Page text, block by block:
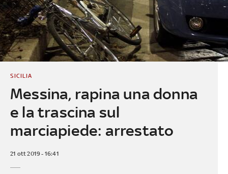
Messina, rapina una donna
e la trascina sul
marciapiede: arrestato
SICILIA
21 ott 2019 - 16:41